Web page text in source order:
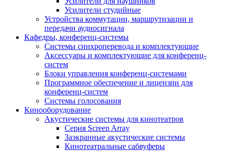
Усилители студийные
Устройства коммутации, маршрутизации и
передачи аудиосигнала
Кафедры, конференц-системы
Cистемы синхроперевода и комплектующие
Аксессуары и комплектующие для конференц-
систем
Блоки управления конференц-системами
Программное обеспечение и лицензии для
конференц-систем
Системы голосования
Кинооборудование
Акустические системы для кинотеатров
Cерия Screen Array
Заэкранные акустические системы
Кинотеатральные сабвуферы